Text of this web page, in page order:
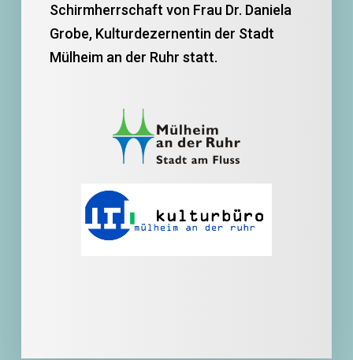
Schirmherrschaft von Frau Dr. Daniela
Grobe, Kulturdezernentin der Stadt
Mülheim an der Ruhr statt.